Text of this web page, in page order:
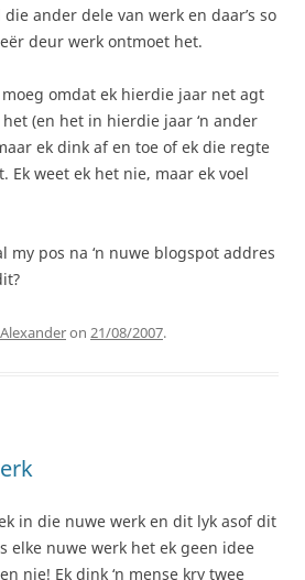
ander dele van werk en daar’s so
deur werk ontmoet het.
omdat ek hierdie jaar net agt
(en het in hierdie jaar ‘n ander
ek dink af en toe of ek die regte
Ek weet ek het nie, maar ek voel
my pos na ‘n nuwe blogspot addres
Alexanderon 21/08/2007.
in die nuwe werk en dit lyk asof dit
elke nuwe werk het ek geen idee
nie! Ek dink ‘n mense kry twee